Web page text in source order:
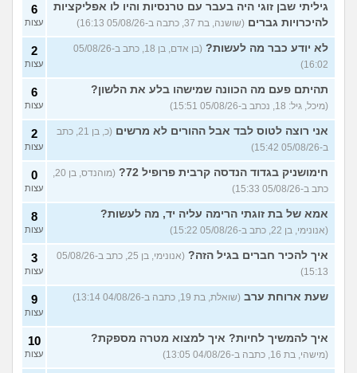
איך להסביר לה שאני רוצה
להיפרד?
(עידן, בן 27)
20
עצות
בעיות ביני לבית הזוג, מה
לעשות?
6
עצות
לא משלמת בדייטים
(אלי, בן
29)
9
עצות
יוצאת איתו היום לדייט ראשון 3
עצות
בטיילת או מועדון?
(רואי, בן
26)
8
עצות
לוקח אותי לדייטים גרועים
האם להמשיך?
(נטע, בת 21)
17
עצות
עוד שאלות חדשות במדור
גיליתי שבן זוגי היה בעבר עם טרנסיות והיו לו אפליקציות
להיכרויות גברים (שושנה, בת 37, כתבה ב-05/08/26 16:13)
6
עצות
לא יודע כבר מה לעשות?
(בן אדם, בן 18, כתב ב-05/08/26
16:02)
2
עצות
תהיתם פעם מה הכוונה שמישהו בלע את הלשון?
(מיכל, גיל: 18, נכתב ב-05/08/26 15:51)
6
עצות
אני רוצה לטוס לבד אבל ההורים לא מרשים
(כ, בן 21, כתב
ב-05/08/26 15:42)
2
עצות
חימושניק בגדוד הנדסה קרבית פרופיל 72?
(מוהנדס, בן 20,
כתב ב-05/08/26 15:33)
0
עצות
אמא של בת זוגתי הרימה עליה יד, מה לעשות?
(אנונימי, בן 22, כתב ב-05/08/26 15:22)
8
עצות
איך להכיר חברים בגיל הזה?
(אנונימי, בן 25, כתב ב-05/08/26
15:13)
3
עצות
שעת ארוחת ערב (שואלת, בת 19, כתבה ב-04/08/26 13:14) 9
עצות
איך להמשיך לחיות? איך למצוא מטרה מספקת?
(מישהי, בת 16, כתבה ב-04/08/26 13:05)
10
עצות